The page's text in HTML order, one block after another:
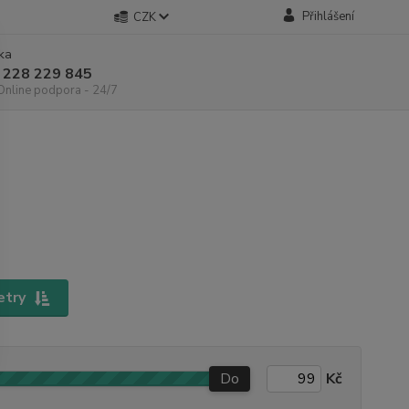
CZK Přihlášení
228 229 845
Online podpora - 24/7
Do Kč